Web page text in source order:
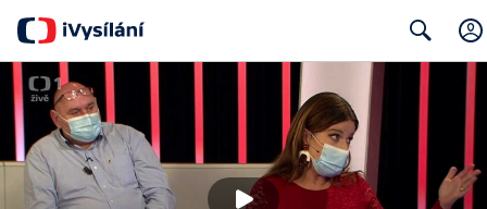
Search